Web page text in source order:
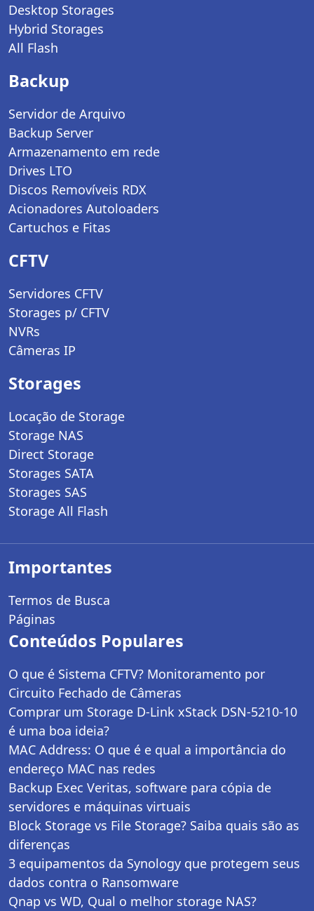
Desktop Storages
Hybrid Storages
All Flash
Backup
Servidor de Arquivo
Backup Server
Armazenamento em rede
Drives LTO
Discos Removíveis RDX
Acionadores Autoloaders
Cartuchos e Fitas
CFTV
Servidores CFTV
Storages p/ CFTV
NVRs
Câmeras IP
Storages
Locação de Storage
Storage NAS
Direct Storage
Storages SATA
Storages SAS
Storage All Flash
Importantes
Termos de Busca
Páginas
Conteúdos Populares
O que é Sistema CFTV? Monitoramento por
Circuito Fechado de Câmeras
Comprar um Storage D-Link xStack DSN-5210-10
é uma boa ideia?
MAC Address: O que é e qual a importância do
endereço MAC nas redes
Backup Exec Veritas, software para cópia de
servidores e máquinas virtuais
Block Storage vs File Storage? Saiba quais são as
diferenças
3 equipamentos da Synology que protegem seus
dados contra o Ransomware
Qnap vs WD, Qual o melhor storage NAS?